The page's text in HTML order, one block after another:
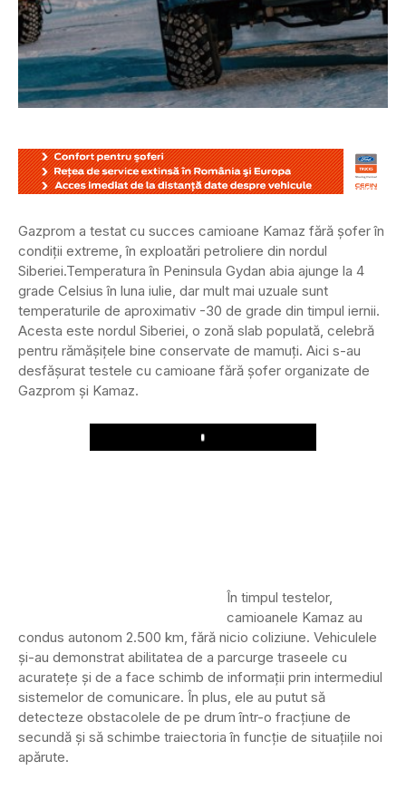
Gazprom a testat cu succes camioane Kamaz fără șofer în
condiții extreme, în exploatări petroliere din nordul
Siberiei.Temperatura în Peninsula Gydan abia ajunge la 4
grade Celsius în luna iulie, dar mult mai uzuale sunt
temperaturile de aproximativ -30 de grade din timpul iernii.
Acesta este nordul Siberiei, o zonă slab populată, celebră
pentru rămășițele bine conservate de mamuți. Aici s-au
desfășurat testele cu camioane fără șofer organizate de
Gazprom și Kamaz.
Play
În timpul testelor,
camioanele Kamaz au
condus autonom 2.500 km, fără nicio coliziune. Vehiculele
și-au demonstrat abilitatea de a parcurge traseele cu
acuratețe și de a face schimb de informații prin intermediul
sistemelor de comunicare. În plus, ele au putut să
detecteze obstacolele de pe drum într-o fracțiune de
secundă și să schimbe traiectoria în funcție de situațiile noi
apărute.